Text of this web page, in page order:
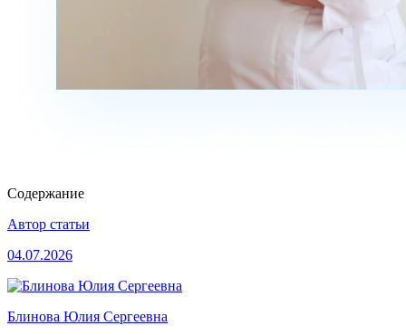
Содержание
Автор статьи
04.07.2026
Блинова Юлия Сергеевна